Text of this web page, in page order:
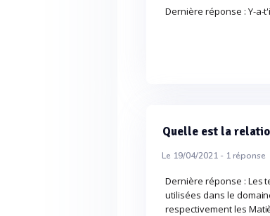
Dernière réponse : Y-a-
Quelle est la
Le 19/04/2021 - 1réponse
Dernière réponse : Les
utilisées dans le
respectivement les